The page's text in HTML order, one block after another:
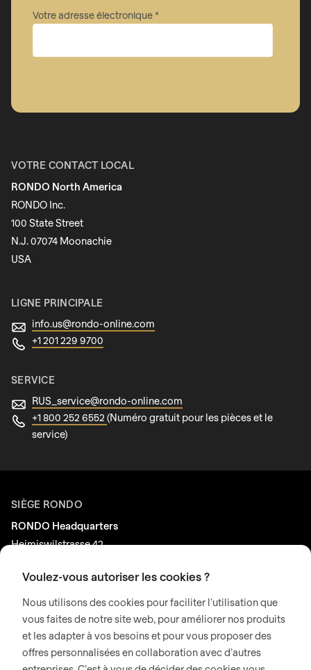
Votre adresse électronique
Nom
VOTRE CONTACT LOCAL
RONDO North America
RONDO Inc.
100 State Street
N.J. 07074 Moonachie
USA
LIGNE PRINCIPALE
info.us@rondo-online.com
+1 201 229 9700
SERVICE
RUS_service@rondo-online.com
+1 800 252 6552 (Numéro gratuit pour les pièces et le
service)
SIÈGE RONDO
RONDO Headquarters
Heimiswilstrasse 42
Suisse
MÉDIAS SOCIAUX
LinkedIn
Youtube
Voulez-vous autoriser les cookies ?
Nous utilisons des cookies pour faciliter l’utilisation que
vous faites de notre site web, pour améliorer nos produits
et les adapter à vos besoins et pour vous proposer des
offres personnalisées en collaboration avec d’autres